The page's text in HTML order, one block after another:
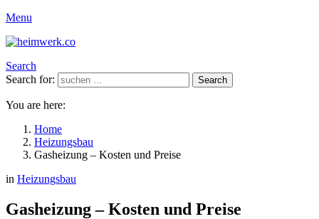
Menu
Search
Search for:
Search
You are here:
Home
Heizungsbau
Gasheizung – Kosten und Preise
in Heizungsbau
Gasheizung – Kosten und Preise